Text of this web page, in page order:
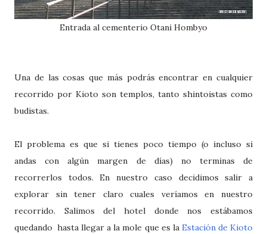
Entrada al cementerio Otani Hombyo
Una de las cosas que más podrás encontrar en cualquier
recorrido por Kioto son templos, tanto shintoistas como
budistas.
El problema es que si tienes poco tiempo (o incluso si
andas con algún margen de días) no terminas de
recorrerlos todos. En nuestro caso decidimos salir a
explorar sin tener claro cuales veríamos en nuestro
recorrido. Salimos del hotel donde nos estábamos
quedando hasta llegar a la mole que es la Estación de Kioto